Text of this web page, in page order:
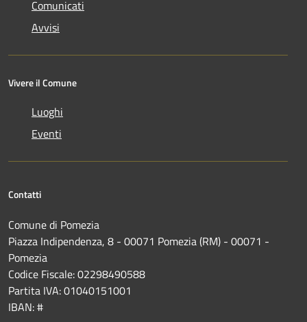
Comunicati
Avvisi
Vivere il Comune
Luoghi
Eventi
Contatti
Comune di Pomezia
Piazza Indipendenza, 8 - 00071 Pomezia (RM) - 00071 -
Pomezia
Codice Fiscale: 02298490588
Partita IVA: 01040151001
IBAN: #